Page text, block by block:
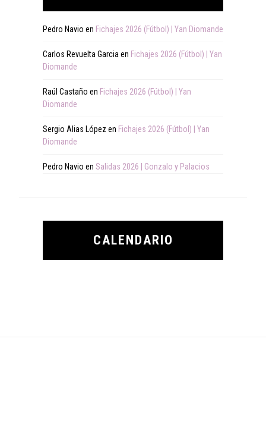
Pedro Navio en Fichajes 2026 (Fútbol) | Yan Diomande
Carlos Revuelta Garcia en Fichajes 2026 (Fútbol) | Yan
Diomande
Raúl Castaño en Fichajes 2026 (Fútbol) | Yan
Diomande
Sergio Alias López en Fichajes 2026 (Fútbol) | Yan
Diomande
Pedro Navio en Salidas 2026 | Gonzalo y Palacios
CALENDARIO